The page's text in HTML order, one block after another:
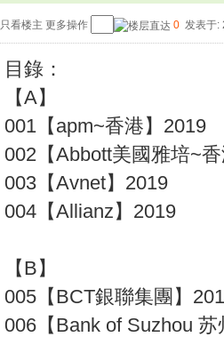
只看楼主 更多操作 0 发表于:
目錄：
【A】
001【apm~香港】2019
002【Abbott美國雅培~
003【Avnet】2019
004【Allianz】2019
【B】
005【BCT銀聯集團】
006【Bank of Suzhou